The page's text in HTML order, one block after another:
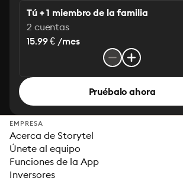
Tú + 1 miembro de la familia
2 cuentas
15.99 € /mes
Pruébalo ahora
EMPRESA
Acerca de Storytel
Únete al equipo
Funciones de la App
Inversores